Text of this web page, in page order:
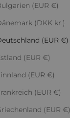
(EUR €)
(DKK kr.)
(EUR €)
(EUR €)
(EUR €)
(EUR €)
(EUR €)